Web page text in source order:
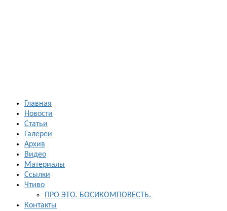
Главная
Новости
Статьи
Галереи
Архив
Видео
Материалы
Ссылки
Чтиво
ПРО ЭТО. БОСИКОМПОВЕСТЬ.
Контакты